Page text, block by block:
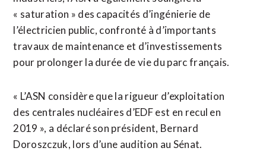
« saturation » des capacités d’ingénierie de
l’électricien public, confronté à d’importants
travaux de maintenance et d’investissements
pour prolonger la durée de vie du parc français.
« L’ASN considère que la rigueur d’exploitation
des centrales nucléaires d’EDF est en recul en
2019 », a déclaré son président, Bernard
Doroszczuk, lors d’une audition au Sénat.